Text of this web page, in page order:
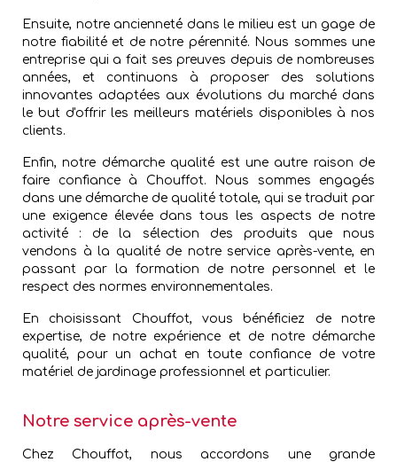
Ensuite, notre ancienneté dans le milieu est un gage de
notre fiabilité et de notre pérennité. Nous sommes une
entreprise qui a fait ses preuves depuis de nombreuses
années, et continuons à proposer des solutions
innovantes adaptées aux évolutions du marché dans
le but d'offrir les meilleurs matériels disponibles à nos
clients.
Enfin, notre démarche qualité est une autre raison de
faire confiance à Chouffot. Nous sommes engagés
dans une démarche de qualité totale, qui se traduit par
une exigence élevée dans tous les aspects de notre
activité : de la sélection des produits que nous
vendons à la qualité de notre service après-vente, en
passant par la formation de notre personnel et le
respect des normes environnementales.
En choisissant Chouffot, vous bénéficiez de notre
expertise, de notre expérience et de notre démarche
qualité, pour un achat en toute confiance de votre
matériel de jardinage professionnel et particulier.
Notre service après-vente
Chez Chouffot, nous accordons une grande